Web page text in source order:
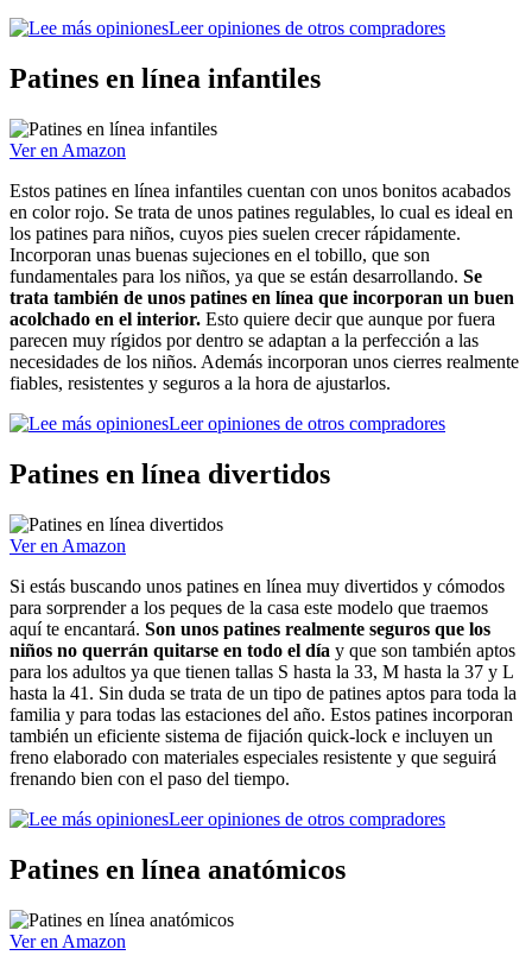
Leer opiniones de otros compradores
Patines en línea infantiles
Ver en Amazon
Estos patines en línea infantiles cuentan con unos bonitos acabados
en color rojo. Se trata de unos patines regulables, lo cual es ideal en
los patines para niños, cuyos pies suelen crecer rápidamente.
Incorporan unas buenas sujeciones en el tobillo, que son
fundamentales para los niños, ya que se están desarrollando. Se
trata también de unos patines en línea que incorporan un buen
acolchado en el interior. Esto quiere decir que aunque por fuera
parecen muy rígidos por dentro se adaptan a la perfección a las
necesidades de los niños. Además incorporan unos cierres realmente
fiables, resistentes y seguros a la hora de ajustarlos.
Leer opiniones de otros compradores
Patines en línea divertidos
Ver en Amazon
Si estás buscando unos patines en línea muy divertidos y cómodos
para sorprender a los peques de la casa este modelo que traemos
aquí te encantará. Son unos patines realmente seguros que los
niños no querrán quitarse en todo el día y que son también aptos
para los adultos ya que tienen tallas S hasta la 33, M hasta la 37 y L
hasta la 41. Sin duda se trata de un tipo de patines aptos para toda la
familia y para todas las estaciones del año. Estos patines incorporan
también un eficiente sistema de fijación quick-lock e incluyen un
freno elaborado con materiales especiales resistente y que seguirá
frenando bien con el paso del tiempo.
Leer opiniones de otros compradores
Patines en línea anatómicos
Ver en Amazon